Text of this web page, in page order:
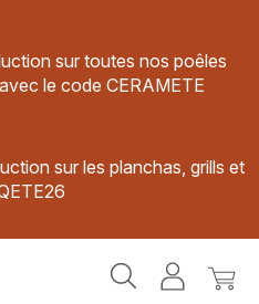
sur toutes nos poêles
le code CERAMETE
sur les planchas, grills et
MonMon